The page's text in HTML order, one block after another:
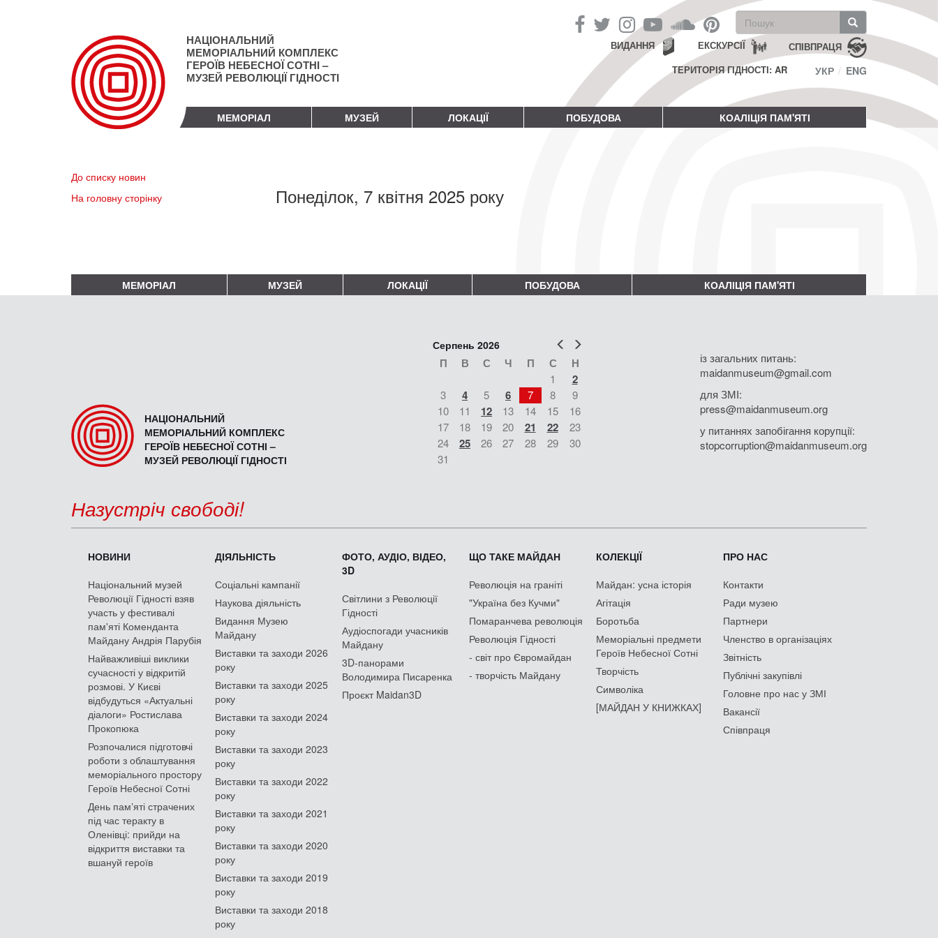
НАЦІОНАЛЬНИЙ
МЕМОРІАЛЬНИЙ КОМПЛЕКС
ГЕРОЇВ НЕБЕСНОЇ СОТНІ –
МУЗЕЙ РЕВОЛЮЦІЇ ГІДНОСТІ
Пошукова
форма
Пошук СПІВПРАЦЯ
ЕКСКУРСІЇ
ВИДАННЯ
ТЕРИТОРІЯ ГІДНОСТІ: AR
УКР ENG
МЕМОРІАЛ МУЗЕЙ ЛОКАЦІЇ ПОБУДОВА КОАЛІЦІЯ ПАМ'ЯТІ
До списку новин
На головну сторінку
Понеділок, 7 квітня 2025 року
МЕМОРІАЛ МУЗЕЙ ЛОКАЦІЇ ПОБУДОВА КОАЛІЦІЯ ПАМ'ЯТІ
НАЦІОНАЛЬНИЙ
МЕМОРІАЛЬНИЙ КОМПЛЕКС
ГЕРОЇВ НЕБЕСНОЇ СОТНІ –
МУЗЕЙ РЕВОЛЮЦІЇ ГІДНОСТІ
Попер
Серпень 2026
П В С Ч П С Н
1 2
3 4 5 6 7 8
9
10
11 12 13 14 15
16
17
18 19 20 21 22
23
24
25 26 27 28 29
30
31
із загальних питань:
maidanmuseum@gmail.com
для ЗМІ:
press@maidanmuseum.org
у питаннях запобігання корупції:
stopcorruption@maidanmuseum.org
Назустріч свободі!
НОВИНИ
Національний музей
Революції Гідності взяв
участь у фестивалі
пам'яті Коменданта
Майдану Андрія Парубія
Найважливіші виклики
сучасності у відкритій
розмові. У Києві
відбудуться «Актуальні
діалоги» Ростислава
Прокопюка
Розпочалися підготовчі
роботи з облаштування
меморіального простору
Героїв Небесної Сотні
День памʼяті страчених
під час теракту в
Оленівці: прийди на
відкриття виставки та
вшануй героїв
ДІЯЛЬНІСТЬ
Соціальні кампанії
Наукова діяльність
Видання Музею
Майдану
Виставки та заходи 2026
року
Виставки та заходи 2025
року
Виставки та заходи 2024
року
Виставки та заходи 2023
року
Виставки та заходи 2022
року
Виставки та заходи 2021
року
Виставки та заходи 2020
року
Виставки та заходи 2019
року
Виставки та заходи 2018
року
ФОТО, АУДІО, ВІДЕО,
3D
Світлини з Революції
Гідності
Аудіоспогади учасників
Майдану
3D-панорами
Володимира Писаренка
Проєкт Maidan3D
ЩО ТАКЕ МАЙДАН
Революція на граніті
"Україна без Кучми"
Помаранчева революція
Революція Гідності
- світ про Євромайдан
- творчість Майдану
КОЛЕКЦІЇ
Майдан: усна історія
Агітація
Боротьба
Меморіальні предмети
Героїв Небесної Сотні
Творчість
Символіка
[МАЙДАН У КНИЖКАХ]
ПРО НАС
Контакти
Ради музею
Партнери
Членство в організаціях
Звітність
Публічні закупівлі
Головне про нас у ЗМІ
Вакансії
Співпраця